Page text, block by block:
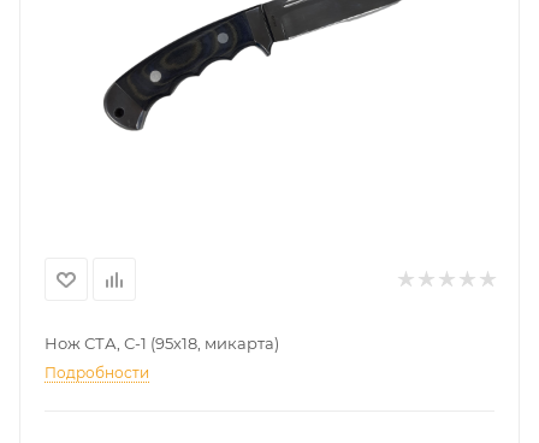
Нож СТА, С-1 (95х18, микарта)
Подробности